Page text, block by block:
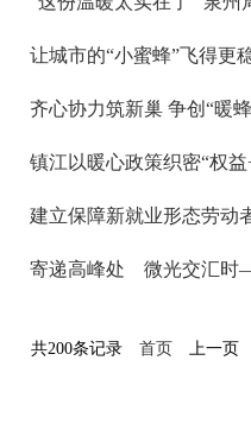
让城市的“小蜜蜂”飞得
齐心协力筑新巢 争创“暖
镇江以暖心政策织密“权
建立保障新就业形态劳动
寄递高峰处 微光交汇时
共200条记录 首页 上一页